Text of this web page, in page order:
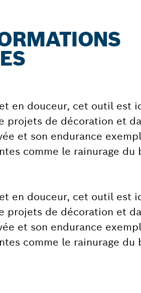
en douceur, cet outil est
projets de décoration et
et son endurance
comme le rainurage du
en douceur, cet outil est
projets de décoration et
et son endurance
comme le rainurage du